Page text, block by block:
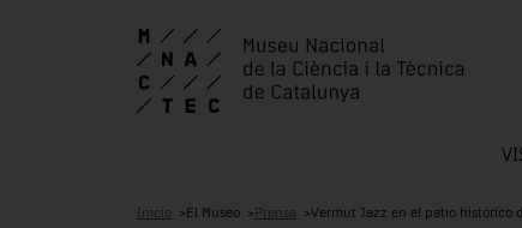
Inicio El Museo Prensa Vermut Jazz en el patio histórico